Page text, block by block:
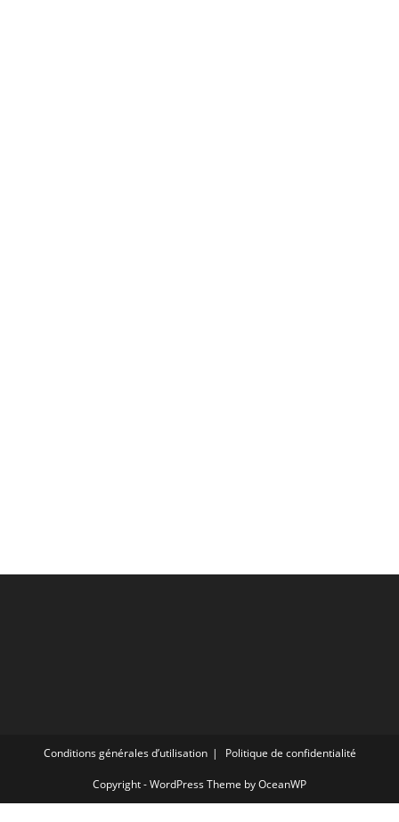
Conditions générales d’utilisation Politique de confidentialité
Copyright - WordPress Theme by OceanWP